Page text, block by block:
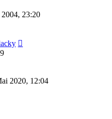
23:20
2020, 12:04